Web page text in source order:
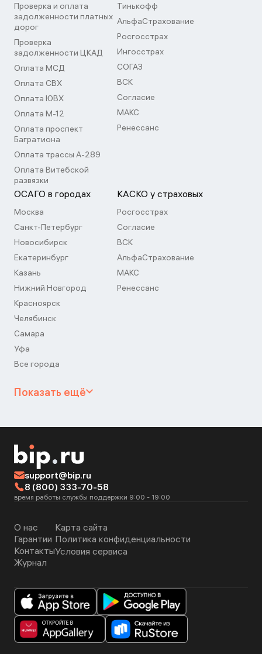
Проверка и оплата
задолженности платных
дорог
Проверка
задолженности ЦКАД
Оплата МСД
Оплата СВХ
Оплата ЮВХ
Оплата М-12
Оплата проспект
Багратиона
Оплата трассы А-289
Оплата Витебской
развязки
Тинькофф
АльфаСтрахование
Росгосстрах
Ингосстрах
СОГАЗ
ВСК
Согласие
МАКС
Ренессанс
ОСАГО в городах
Москва
Санкт-Петербург
Новосибирск
Екатеринбург
Казань
Нижний Новгород
Красноярск
Челябинск
Самара
Уфа
Все города
КАСКО у страховых
Росгосстрах
Согласие
ВСК
АльфаСтрахование
МАКС
Ренессанс
Показать ещё
support@bip.ru
8 (800) 333-70-58
время работы службы поддержки 9:00 - 19:00
О нас
Гарантии
Контакты
Журнал
Карта сайта
Политика конфиденциальности
Условия сервиса